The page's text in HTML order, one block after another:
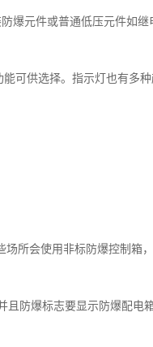
爆元件或普通低压元件如继
可供选择。指示灯也有多
所会使用非标防爆控制箱
且防爆标志要显示防爆配电